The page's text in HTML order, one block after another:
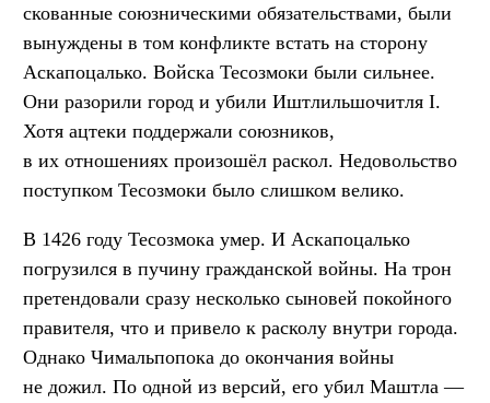
скованные союзническими обязательствами, были
вынуждены в том конфликте встать на сторону
Аскапоцалько. Войска Тесозмоки были сильнее.
Они разорили город и убили Иштлильшочитля I.
Хотя ацтеки поддержали союзников,
в их отношениях произошёл раскол. Недовольство
поступком Тесозмоки было слишком велико.
В 1426 году Тесозмока умер. И Аскапоцалько
погрузился в пучину гражданской войны. На трон
претендовали сразу несколько сыновей покойного
правителя, что и привело к расколу внутри города.
Однако Чимальпопока до окончания войны
не дожил. По одной из версий, его убил Маштла —